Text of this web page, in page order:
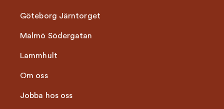
Göteborg Järntorget
Malmö Södergatan
Lammhult
Om oss
Jobba hos oss